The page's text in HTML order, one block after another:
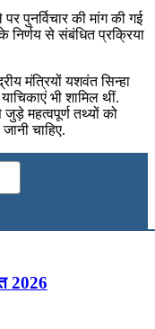
पुनर्विचार की मांग की गई
निर्णय से संबंधित प्रक्रिया
मंत्रियों यशवंत सिन्‍हा
भी शामिल थीं.
महत्‍वपूर्ण तथ्‍यों को
चाहिए.
2026